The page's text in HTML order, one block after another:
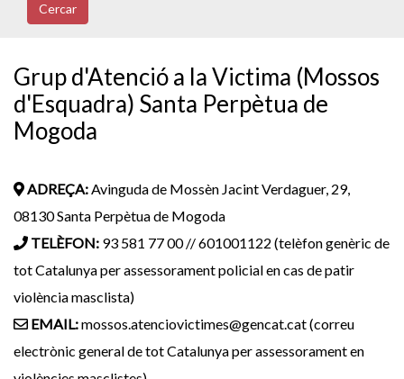
Cercar
Grup d'Atenció a la Victima (Mossos
d'Esquadra) Santa Perpètua de
Mogoda
ADREÇA:Avinguda de Mossèn Jacint Verdaguer, 29,
08130 Santa Perpètua de Mogoda
TELÈFON: 93 581 77 00 // 601001122 (telèfon genèric de
tot Catalunya per assessorament policial en cas de patir
violència masclista)
EMAIL:mossos.atenciovictimes@gencat.cat (correu
electrònic general de tot Catalunya per assessorament en